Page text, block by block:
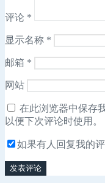
评论 *
显示名称 *
邮箱 *
网站
在此浏览器中保存
以便下次评论时使用。
如果有人回复我的